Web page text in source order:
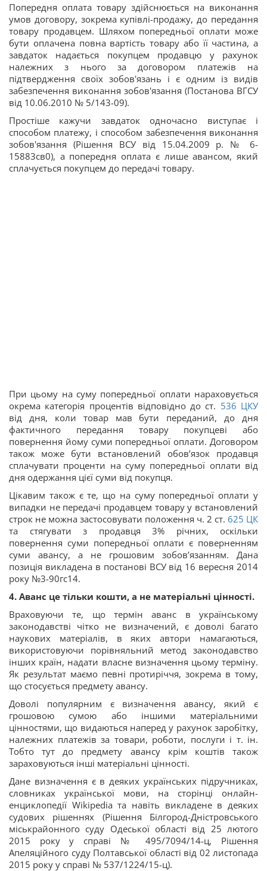
Попередня оплата товару здійснюється на виконання
умов договору, зокрема купівлі-продажу, до передання
товару продавцем. Шляхом попередньої оплати може
бути оплачена повна вартість товару або її частина, а
завдаток надається покупцем продавцю у рахунок
належних з нього за договором платежів на
підтвердження своїх зобов'язань і є одним із видів
забезпечення виконання зобов'язання (Постанова ВГСУ
від 10.06.2010 № 5/143-09).
Простіше кажучи завдаток одночасно виступає і
способом платежу, і способом забезпечення виконання
зобов'язання (Рішення ВСУ від 15.04.2009 р. № 6-
15883св0), а попередня оплата є лише авансом, який
сплачується покупцем до передачі товару.
При цьому на суму попередньої оплати нараховується
окрема категорія процентів відповідно до ст. 536 ЦКУ
від дня, коли товар мав бути переданий, до дня
фактичного передання товару покупцеві або
повернення йому суми попередньої оплати. Договором
також може бути встановлений обов’язок продавця
сплачувати проценти на суму попередньої оплати від
дня одержання цієї суми від покупця.
Цікавим також є те, що на суму попередньої оплати у
випадки не передачі продавцем товару у встановлений
строк не можна застосовувати положення ч. 2 ст. 625 ЦК
та стягувати з продавця 3% річних, оскільки
повернення суми попередньої оплати є поверненням
суми авансу, а не грошовим зобов’язанням. Дана
позиція викладена в постанові ВСУ від 16 вересня 2014
року №3-90гс14.
4. Аванс це тільки кошти, а не матеріальні цінності.
Враховуючи те, що термін аванс в українському
законодавстві чітко не визначений, є доволі багато
наукових матеріалів, в яких автори намагаються,
використовуючи порівняльний метод законодавство
інших країн, надати власне визначення цьому терміну.
Як результат маємо певні протиріччя, зокрема в тому,
що стосується предмету авансу.
Доволі популярним є визначення авансу, який є
грошовою сумою або іншими матеріальними
цінностями, що видаються наперед у рахунок заробітку,
належних платежів за товари, роботи, послуги і т. ін.
Тобто тут до предмету авансу крім коштів також
зараховуються інші матеріальні цінності.
Дане визначення є в деяких українських підручниках,
словниках української мови, на сторінці онлайн-
енциклопедії Wikipedia та навіть викладене в деяких
судових рішеннях (Рішення Білгород-Дністровського
міськрайонного суду Одеської області від 25 лютого
2015 року у справі № 495/7094/14-ц, Рішення
Апеляційного суду Полтавської області від 02 листопада
2015 року у справі № 537/1224/15-ц).